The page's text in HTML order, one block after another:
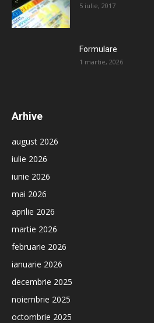
5 iulie, 2017
Formulare
1 martie, 2026
Arhive
august 2026
iulie 2026
iunie 2026
mai 2026
aprilie 2026
martie 2026
februarie 2026
ianuarie 2026
decembrie 2025
noiembrie 2025
octombrie 2025